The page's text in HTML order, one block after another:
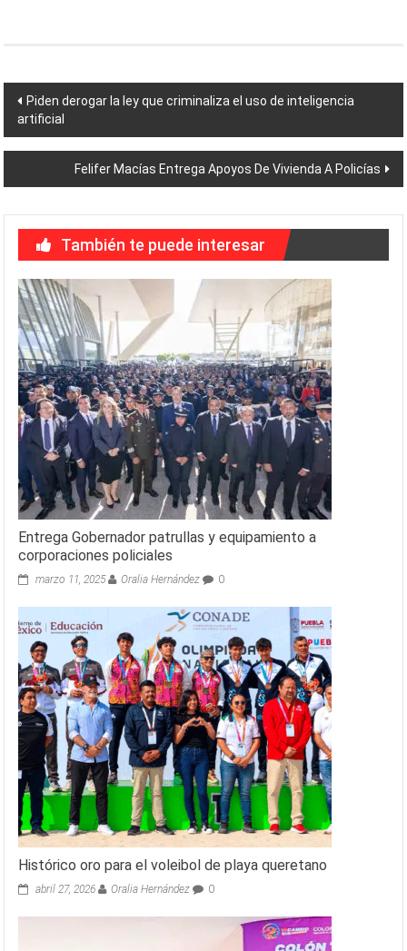
Navegación
de
entradas
Piden derogar la ley que criminaliza el uso de inteligencia
artificial
Felifer Macías Entrega Apoyos De Vivienda A Policías
También te puede interesar
Entrega Gobernador patrullas y equipamiento a
corporaciones policiales
marzo 11, 2025 Oralia Hernández 0
Histórico oro para el voleibol de playa queretano
abril 27, 2026 Oralia Hernández 0